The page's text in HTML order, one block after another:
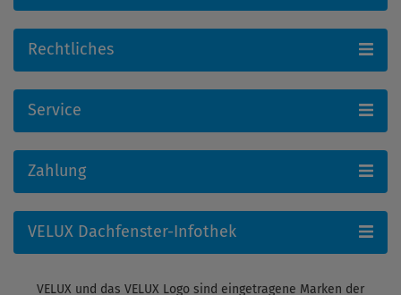
Rechtliches
Service
Zahlung
VELUX Dachfenster-Infothek
VELUX und das VELUX Logo sind eingetragene Marken der